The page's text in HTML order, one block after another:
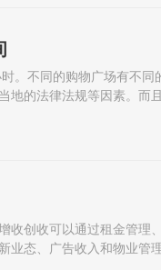
。不同的购物广场有不同
的法律法规等因素。而
调整等因素发生变化。
收创收可以通过租金管理
业态、广告收入和物业管
966999